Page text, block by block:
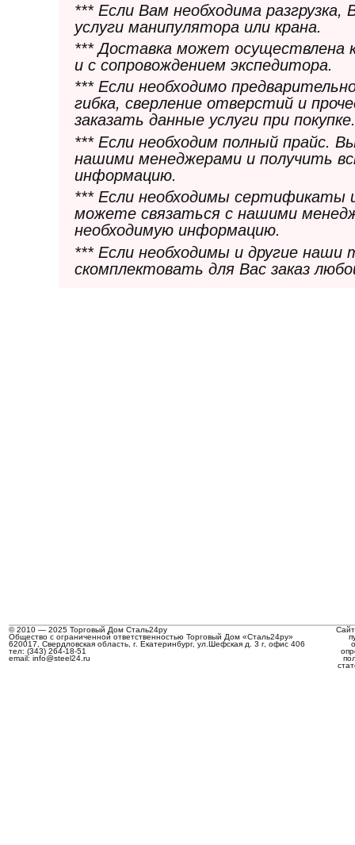
*** Если Вам необходима
услуги манипулятора или крана.
*** Доставка может осуществлена
и с сопровождением экспедитора.
*** Если необходимо
гибка, сверление отверстий и
заказать данные услуги при покупке.
*** Если необходим полный прайс.
нашими менеджерами и получить
информацию.
*** Если необходимы сертификаты
можете связаться с нашими
необходимую информацию.
*** Если необходимы и другие
скомплектовать для Вас заказ
© 2010 — 2025 Торговый Дом Сталь24ру
Общество с ограниченной ответственностью Торговый Дом «Сталь24ру»
620017, Свердловская область, г. Екатеринбург, ул.Шефская д. 3 г, офис 406
тел: (343) 264-18-51
email: info@steel24.ru